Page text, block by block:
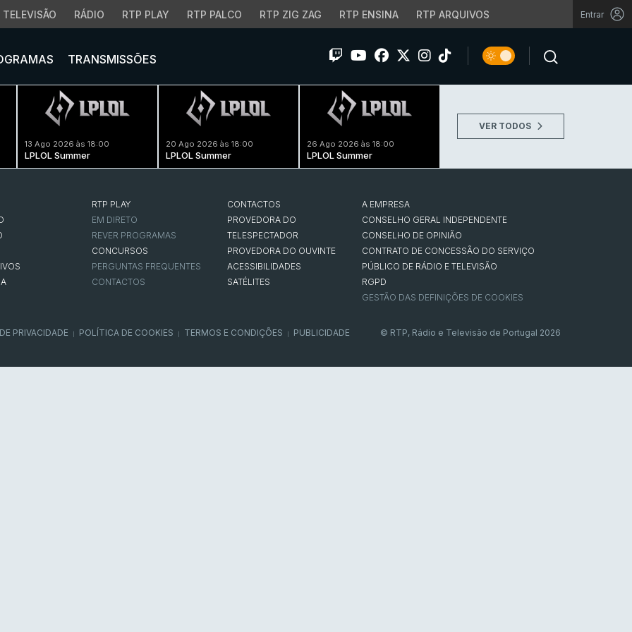
TELEVISÃO RÁDIO RTP PLAY RTP PALCO RTP ZIG ZAG RTP ENSINA RTP ARQUIVOS Entrar
TRANSMISSÕES
13 Ago 2026 às 18:00
LPLOL Summer
20 Ago 2026 às 18:00
LPLOL Summer
26 Ago 2026 às 18:00
LPLOL Summer
VER TODOS
RTP PLAY
EM DIRETO
REVER PROGRAMAS
CONCURSOS
PERGUNTAS FREQUENTES
CONTACTOS
CONTACTOS
PROVEDORA DO
TELESPECTADOR
PROVEDORA DO OUVINTE
ACESSIBILIDADES
SATÉLITES
A EMPRESA
CONSELHO GERAL INDEPENDENTE
CONSELHO DE OPINIÃO
CONTRATO DE CONCESSÃO DO SERVIÇO
PÚBLICO DE RÁDIO E TELEVISÃO
RGPD
GESTÃO DAS DEFINIÇÕES DE COOKIES
PRIVACIDADE POLÍTICA DE COOKIES TERMOS E CONDIÇÕES PUBLICIDADE © RTP, Rádio e Televisão de Portugal 2026